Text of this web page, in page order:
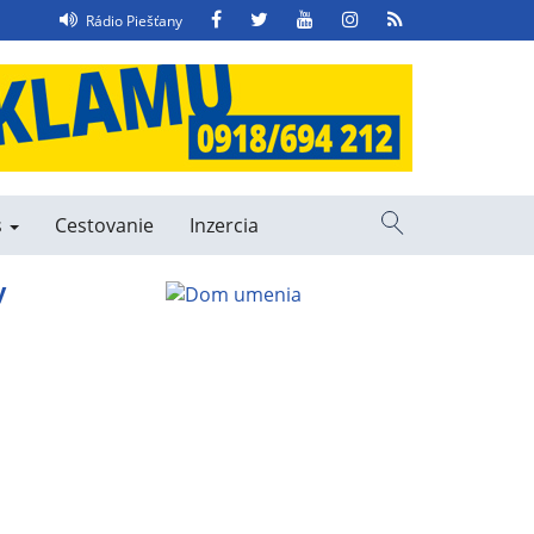
Rádio Piešťany FacebookTwitter YouTube Instagram
Feed
Cestovanie Inzercia
Vyhľadávanie